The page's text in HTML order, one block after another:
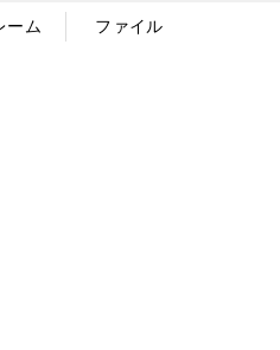
ーム ファイル